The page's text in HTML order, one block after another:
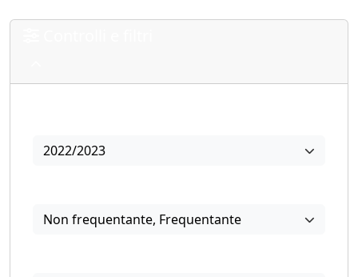
2022/2023
Non frequentante, Frequentante